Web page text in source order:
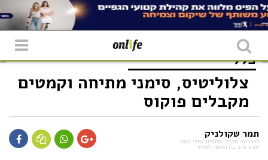
כללי
צלוליטיס, סימני מתיחה וקמטים
מקבלים פוקוס
תמר שקולניק
לאחרונה חזרתי מלונדון אחרי חמש
שנים בהן, בין השאר, למדתי